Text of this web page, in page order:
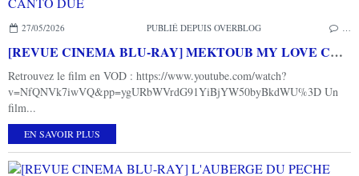
27/05/2026 PUBLIÉ DEPUIS OVERBLOG
[REVUE CINEMA BLU-RAY] MEKTOUB MY LOVE CANTO DUE
Retrouvez le film en VOD : https://www.youtube.com/watch?
v=NfQNVk7iwVQ&pp=ygURbWVrdG91YiBjYW50byBkdWU%3D Un
film...
EN SAVOIR PLUS